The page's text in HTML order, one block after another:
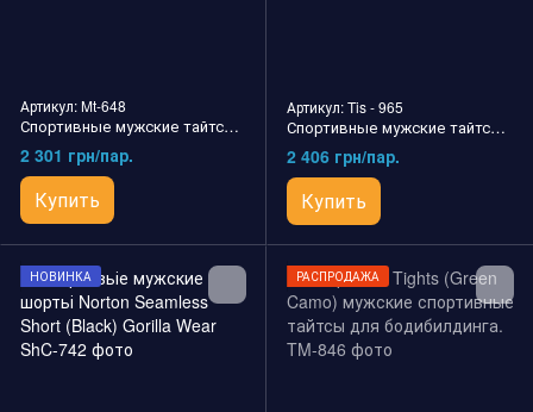
Артикул: Mt-648
Спортивные мужские тайтсы Winchester Men's Tights (Black) Gorilla Wear
2 301 грн/пар.
Купить
Артикул: Tis - 965
Спортивные мужские тайтсы Winchester Tights (Black) Gorilla Wear
2 406 грн/пар.
Купить
НОВИНКА РАСПРОДАЖА